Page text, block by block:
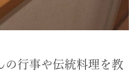
の行事や伝統料理を教